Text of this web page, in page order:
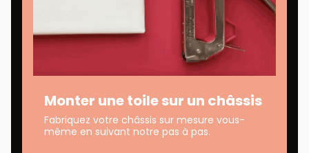
Monter une toile sur un châssis
Fabriquez votre châssis sur mesure vous-
même en suivant notre pas à pas.